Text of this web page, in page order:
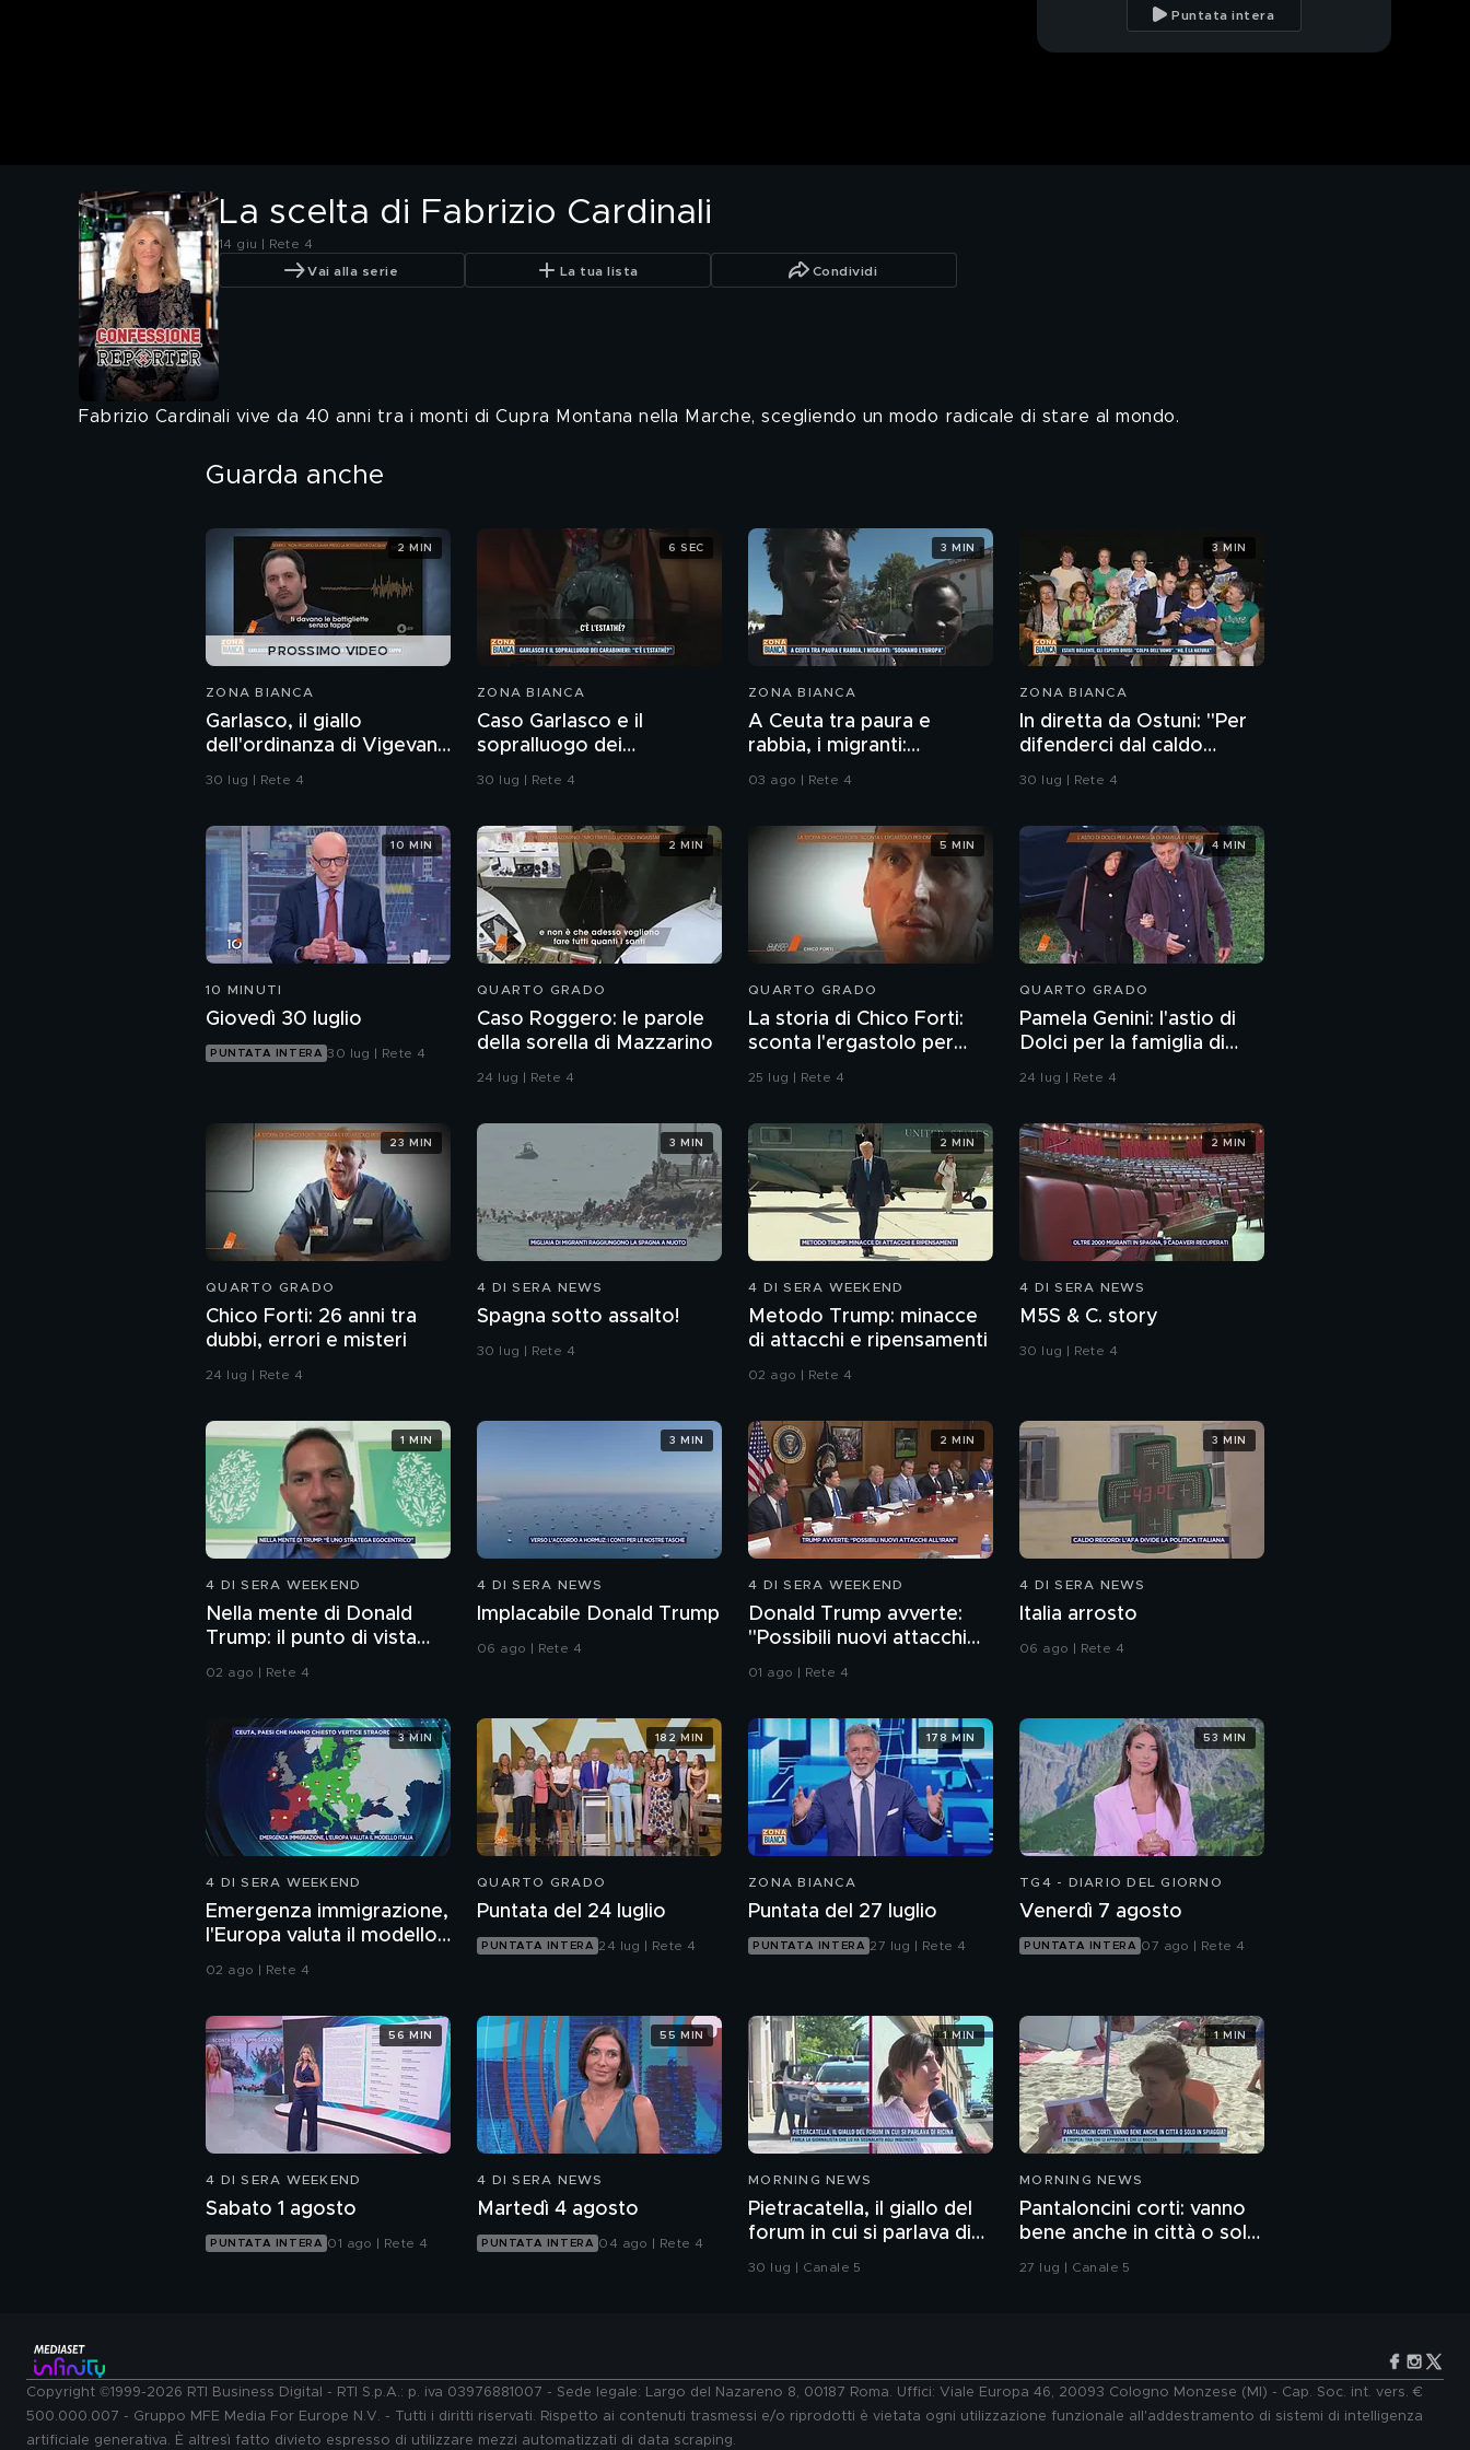
Puntata intera
La scelta di Fabrizio Cardinali
14 giu | Rete 4
Vai alla serie La tua lista Condividi
Fabrizio Cardinali vive da 40 anni tra i monti di Cupra Montana nella Marche, scegliendo un modo radicale di stare al mondo.
Guarda anche
PROSSIMO VIDEO
ZONA BIANCA
Garlasco, il giallo
dell'ordinanza di Vigevano
sulle bottiglie senza
30 lug | Rete 4
2 MIN
ZONA BIANCA
Caso Garlasco e il
sopralluogo dei
Carabinieri
30 lug | Rete 4
6 SEC
ZONA BIANCA
A Ceuta tra paura e
rabbia, i migranti:
"Sognamo l'Europa"
03 ago | Rete 4
3 MIN
ZONA BIANCA
In diretta da Ostuni: "Per
difenderci dal caldo
abbiamo solo i ventagli"
30 lug | Rete 4
3 MIN
10 MINUTI
Giovedì 30 luglio
PUNTATA INTERA 30 lug | Rete 4
10 MIN
QUARTO GRADO
Caso Roggero: le parole
della sorella di Mazzarino
24 lug | Rete 4
2 MIN
QUARTO GRADO
La storia di Chico Forti:
sconta l'ergastolo per
omicidio
25 lug | Rete 4
5 MIN
QUARTO GRADO
Pamela Genini: l'astio di
Dolci per la famiglia di
Pamela
24 lug | Rete 4
4 MIN
QUARTO GRADO
Chico Forti: 26 anni tra
dubbi, errori e misteri
24 lug | Rete 4
23 MIN
4 DI SERA NEWS
Spagna sotto assalto!
30 lug | Rete 4
3 MIN
4 DI SERA WEEKEND
Metodo Trump: minacce
di attacchi e ripensamenti
02 ago | Rete 4
2 MIN
4 DI SERA NEWS
M5S & C. story
30 lug | Rete 4
2 MIN
4 DI SERA WEEKEND
Nella mente di Donald
Trump: il punto di vista
dello psichiatra Leonardo
02 ago | Rete 4
1 MIN
4 DI SERA NEWS
Implacabile Donald Trump
06 ago | Rete 4
3 MIN
4 DI SERA WEEKEND
Donald Trump avverte:
"Possibili nuovi attacchi
all'Iran"
01 ago | Rete 4
2 MIN
4 DI SERA NEWS
Italia arrosto
06 ago | Rete 4
3 MIN
4 DI SERA WEEKEND
Emergenza immigrazione,
l'Europa valuta il modello
02 ago | Rete 4
3 MIN
QUARTO GRADO
Puntata del 24 luglio
PUNTATA INTERA 24 lug | Rete 4
182 MIN
ZONA BIANCA
Puntata del 27 luglio
PUNTATA INTERA 27 lug | Rete 4
178 MIN
TG4 - DIARIO DEL GIORNO
Venerdì 7 agosto
PUNTATA INTERA 07 ago | Rete 4
53 MIN
4 DI SERA WEEKEND
Sabato 1 agosto
PUNTATA INTERA 01 ago | Rete 4
56 MIN
4 DI SERA NEWS
Martedì 4 agosto
PUNTATA INTERA 04 ago | Rete 4
55 MIN
MORNING NEWS
Pietracatella, il giallo del
forum in cui si parlava di
ricina
30 lug | Canale 5
1 MIN
MORNING NEWS
Pantaloncini corti: vanno
bene anche in città o solo
in spiaggia?
27 lug | Canale 5
1 MIN
Copyright ©1999-2026 RTI Business Digital - RTI S.p.A.: p. iva 03976881007 - Sede legale: Largo del Nazareno 8, 00187 Roma. Uffici: Viale Europa 46, 20093 Cologno Monzese (MI) - Cap. Soc. int. vers. €
500.000.007 - Gruppo MFE Media For Europe N.V. - Tutti i diritti riservati. Rispetto ai contenuti trasmessi e/o riprodotti è vietata ogni utilizzazione funzionale all'addestramento di sistemi di intelligenza
artificiale generativa. È altresì fatto divieto espresso di utilizzare mezzi automatizzati di data scraping.